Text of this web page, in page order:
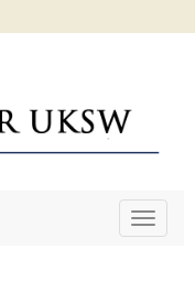
Toggle